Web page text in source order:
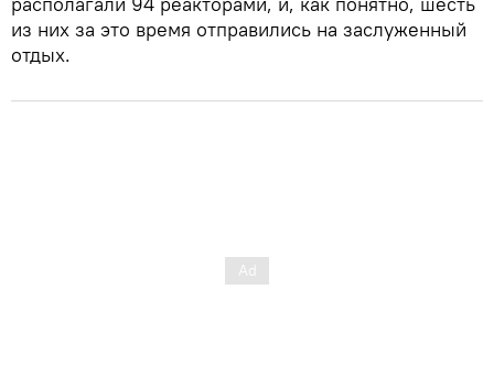
из них за это время отправились на заслуженный
отдых.